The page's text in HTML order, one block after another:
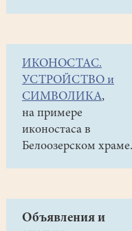
Вифлеемского
огня
храм
31.12.
ИКОНОСТАС.
УСТРОЙСТВО и
СИМВОЛИКА,
на примере
иконостаса в
Белоозерском храме.
Объявления и